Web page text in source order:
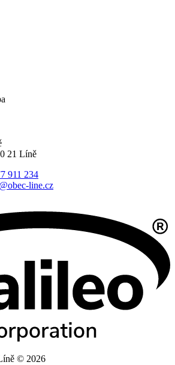
21 Líně
911 234
line.cz
© 2026